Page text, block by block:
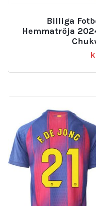
Billiga
Hemmatröja